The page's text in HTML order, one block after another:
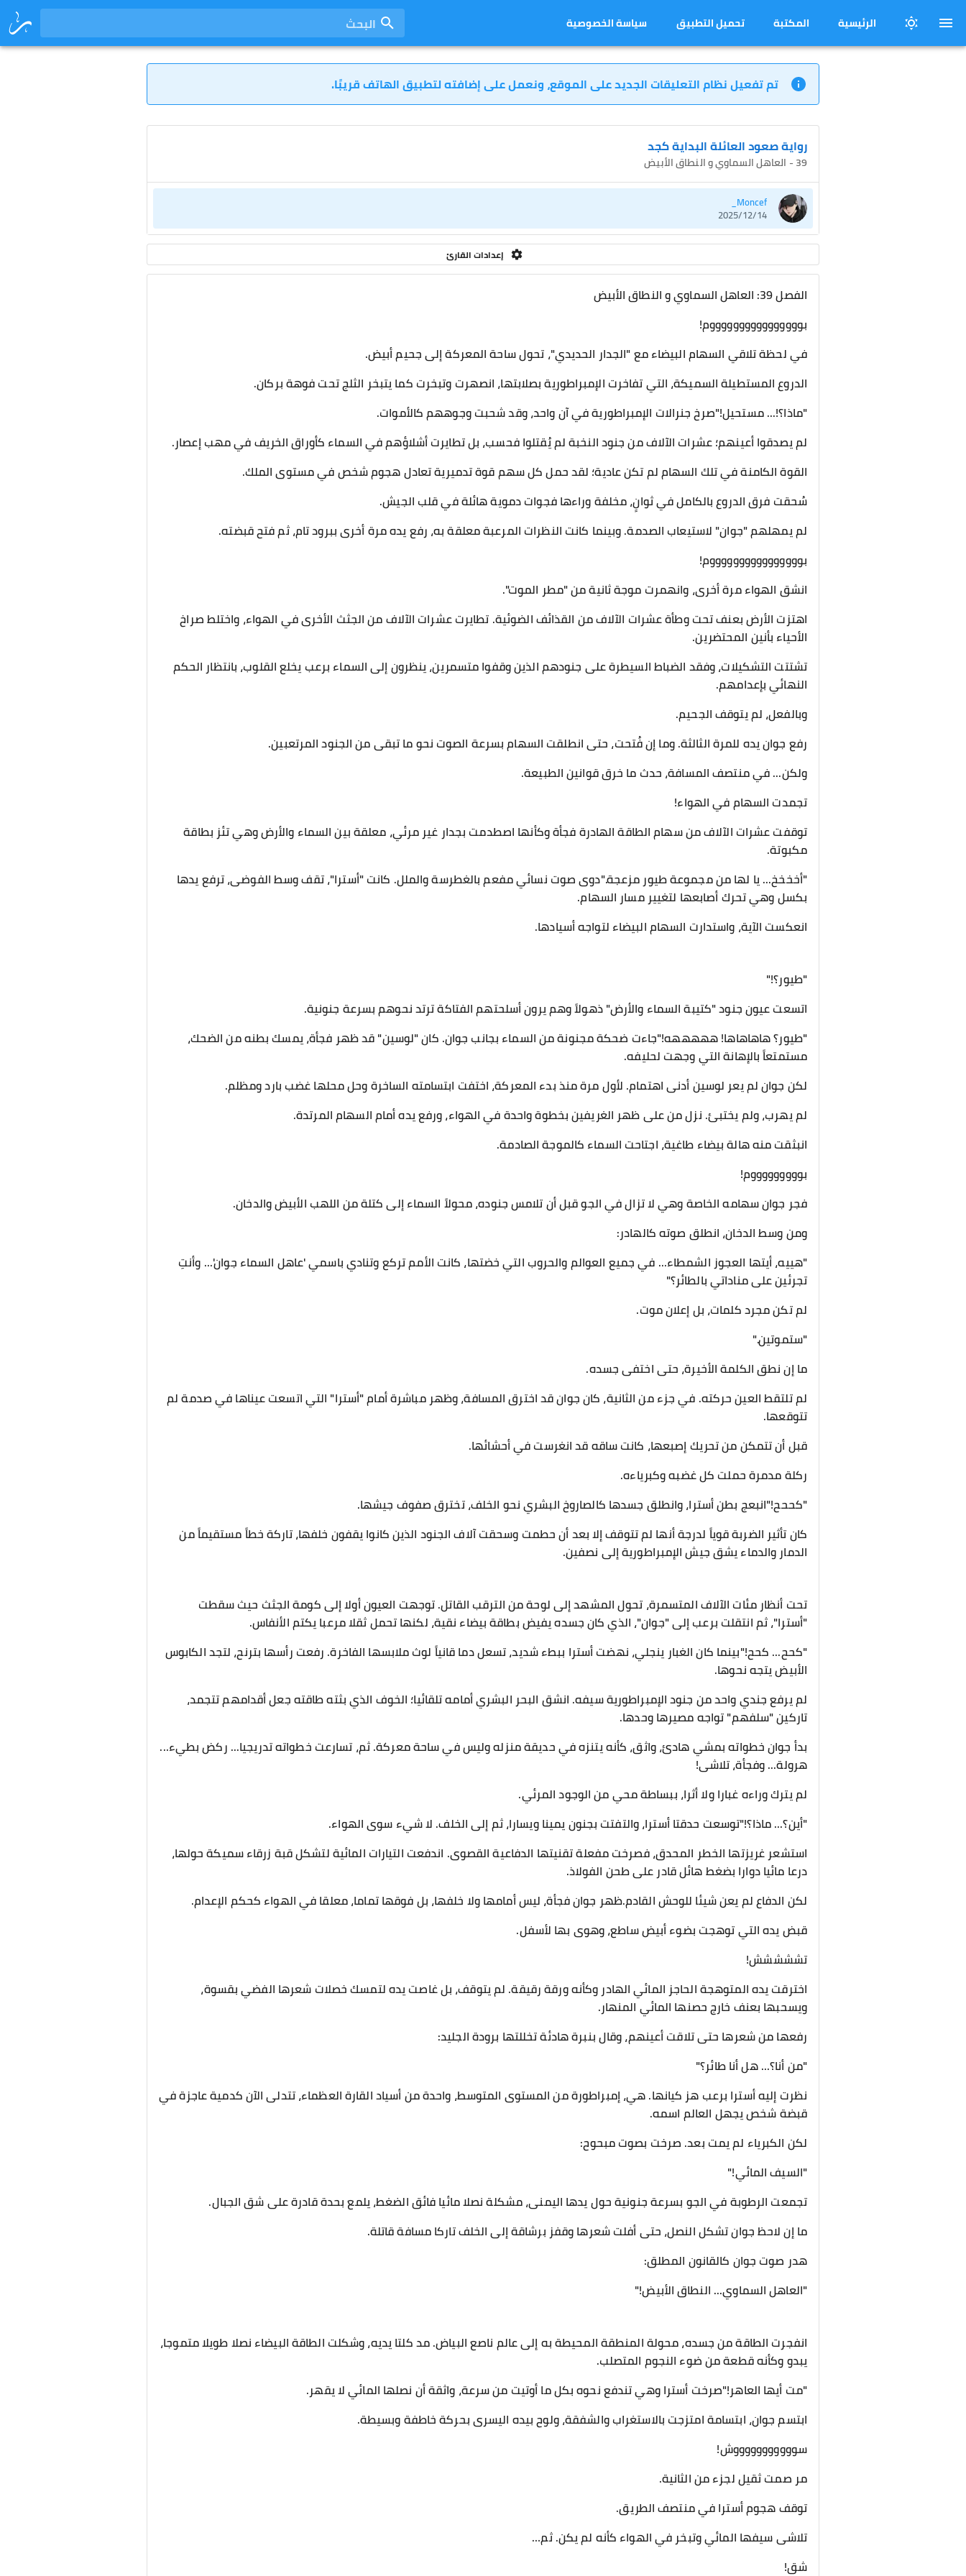
الرئيسية المكتبة تحميل التطبيق سياسة الخصوصية البحث
تم تفعيل نظام التعليقات الجديد على الموقع، ونعمل على إضافته لتطبيق الهاتف قريبًا.
رواية صعود العائلة البداية كجد
39 - العاهل السماوي و النطاق الأبيض
Moncef_
2025/12/14
إعدادات القارئ
الفصل 39: العاهل السماوي و النطاق الأبيض
بووووووووووووووووم!
في لحظة تلاقي السهام البيضاء مع "الجدار الحديدي"، تحول ساحة المعركة إلى جحيم أبيض.
الدروع المستطيلة السميكة، التي تفاخرت الإمبراطورية بصلابتها، انصهرت وتبخرت كما يتبخر الثلج تحت فوهة بركان.
"ماذا؟!... مستحيل!"صرخ جنرالات الإمبراطورية في آن واحد، وقد شحبت وجوههم كالأموات.
لم يصدقوا أعينهم؛ عشرات الآلاف من جنود النخبة لم يُقتلوا فحسب، بل تطايرت أشلاؤهم في السماء كأوراق الخريف في مهب إعصار.
القوة الكامنة في تلك السهام لم تكن عادية؛ لقد حمل كل سهم قوة تدميرية تعادل هجوم شخص في مستوى الملك.
سُحقت فرق الدروع بالكامل في ثوانٍ، مخلفة وراءها فجوات دموية هائلة في قلب الجيش.
لم يمهلهم "جوان" لاستيعاب الصدمة. وبينما كانت النظرات المرعبة معلقة به، رفع يده مرة أخرى ببرود تام، ثم فتح قبضته.
بووووووووووووووووم!
انشق الهواء مرة أخرى، وانهمرت موجة ثانية من "مطر الموت".
اهتزت الأرض بعنف تحت وطأة عشرات الآلاف من القذائف الضوئية. تطايرت عشرات الآلاف من الجثث الأخرى في الهواء، واختلط صراخ
الأحياء بأنين المحتضرين.
تشتتت التشكيلات، وفقد الضباط السيطرة على جنودهم الذين وقفوا متسمرين، ينظرون إلى السماء برعب يخلع القلوب، بانتظار الحكم
النهائي بإعدامهم.
وبالفعل، لم يتوقف الجحيم.
رفع جوان يده للمرة الثالثة. وما إن فُتحت، حتى انطلقت السهام بسرعة الصوت نحو ما تبقى من الجنود المرتعبين.
ولكن... في منتصف المسافة، حدث ما خرق قوانين الطبيعة.
تجمدت السهام في الهواء!
توقفت عشرات الآلاف من سهام الطاقة الهادرة فجأة وكأنها اصطدمت بجدار غير مرئي، معلقة بين السماء والأرض وهي تئز بطاقة
مكبوتة.
"أخخخخ... يا لها من مجموعة طيور مزعجة."دوى صوت نسائي مفعم بالغطرسة والملل. كانت "أسترا"، تقف وسط الفوضى، ترفع يدها
بكسل وهي تحرك أصابعها لتغيير مسار السهام.
انعكست الآية، واستدارت السهام البيضاء لتواجه أسيادها.
"طيور؟!"
اتسعت عيون جنود "كتيبة السماء والأرض" ذهولاً وهم يرون أسلحتهم الفتاكة ترتد نحوهم بسرعة جنونية.
"طيور؟ هاهاهاها! هههههه!"جاءت ضحكة مجنونة من السماء بجانب جوان. كان "لوسين" قد ظهر فجأة، يمسك بطنه من الضحك،
مستمتعاً بالإهانة التي وجهت لحليفه.
لكن جوان لم يعر لوسين أدنى اهتمام. لأول مرة منذ بدء المعركة، اختفت ابتسامته الساخرة وحل محلها غضب بارد ومظلم.
لم يهرب، ولم يختبئ. نزل من على ظهر الغريفين بخطوة واحدة في الهواء، ورفع يده أمام السهام المرتدة.
انبثقت منه هالة بيضاء طاغية، اجتاحت السماء كالموجة الصادمة.
بوووووووووم!
فجر جوان سهامه الخاصة وهي لا تزال في الجو قبل أن تلامس جنوده، محولاً السماء إلى كتلة من اللهب الأبيض والدخان.
ومن وسط الدخان، انطلق صوته كالهادر:
"هييه، أيتها العجوز الشمطاء... في جميع العوالم والحروب التي خضتها، كانت الأمم تركع وتنادي باسمي 'عاهل السماء جوان'... وأنتِ
تجرئين على مناداتي بالطائر؟"
لم تكن مجرد كلمات، بل إعلان موت.
"ستموتين."
ما إن نطق الكلمة الأخيرة، حتى اختفى جسده.
لم تلتقط العين حركته. في جزء من الثانية، كان جوان قد اخترق المسافة، وظهر مباشرة أمام "أسترا" التي اتسعت عيناها في صدمة لم
تتوقعها.
قبل أن تتمكن من تحريك إصبعها، كانت ساقه قد انغرست في أحشائها.
ركلة مدمرة حملت كل غضبه وكبرياءه.
"كححح!"انبعج بطن أسترا، وانطلق جسدها كالصاروخ البشري نحو الخلف، تخترق صفوف جيشها.
كان تأثير الضربة قوياً لدرجة أنها لم تتوقف إلا بعد أن حطمت وسحقت آلاف الجنود الذين كانوا يقفون خلفها، تاركة خطاً مستقيماً من
الدمار والدماء يشق جيش الإمبراطورية إلى نصفين.
تحت أنظار مئات الآلاف المتسمرة، تحول المشهد إلى لوحة من الترقب القاتل. توجهت العيون أولا إلى كومة الجثث حيث سقطت
"أسترا"، ثم انتقلت برعب إلى "جوان"، الذي كان جسده يفيض بطاقة بيضاء نقية، لكنها تحمل ثقلا مرعبا يكتم الأنفاس.
"كحح... كحح!"بينما كان الغبار ينجلي، نهضت أسترا ببطء شديد، تسعل دما قانياً لوث ملابسها الفاخرة. رفعت رأسها بترنح، لتجد الكابوس
الأبيض يتجه نحوها.
لم يرفع جندي واحد من جنود الإمبراطورية سيفه. انشق البحر البشري أمامه تلقائيا؛ الخوف الذي بثته طاقته جعل أقدامهم تتجمد،
تاركين "سلفهم" تواجه مصيرها وحدها.
بدأ جوان خطواته بمشي هادئ، واثق، كأنه يتنزه في حديقة منزله وليس في ساحة معركة. ثم، تسارعت خطواته تدريجيا... ركض بطيء...
هرولة... وفجأة، تلاشى!
لم يترك وراءه غبارا ولا أثرا، ببساطة محي من الوجود المرئي.
"أين؟... ماذا؟!"توسعت حدقتا أسترا، والتفتت بجنون يمينا ويسارا، ثم إلى الخلف. لا شيء سوى الهواء.
استشعر غريزتها الخطر المحدق، فصرخت مفعلة تقنيتها الدفاعية القصوى. اندفعت التيارات المائية لتشكل قبة زرقاء سميكة حولها،
درعا مائيا دوارا بضغط هائل قادر على طحن الفولاذ.
لكن الدفاع لم يعن شيئا للوحش القادم.ظهر جوان فجأة، ليس أمامها ولا خلفها، بل فوقها تماما، معلقا في الهواء كحكم الإعدام.
قبض يده التي توهجت بضوء أبيض ساطع، وهوى بها لأسفل.
تششششش!
اخترقت يده المتوهجة الحاجز المائي الهادر وكأنه ورقة رقيقة. لم يتوقف، بل غاصت يده لتمسك خصلات شعرها الفضي بقسوة،
ويسحبها بعنف خارج حصنها المائي المنهار.
رفعها من شعرها حتى تلاقت أعينهم، وقال بنبرة هادئة تخللتها برودة الجليد:
"من أنا؟... هل أنا طائر؟"
نظرت إليه أسترا برعب هز كيانها. هي، إمبراطورة من المستوى المتوسط، واحدة من أسياد القارة العظماء، تتدلى الآن كدمية عاجزة في
قبضة شخص يجهل العالم اسمه.
لكن الكبرياء لم يمت بعد. صرخت بصوت مبحوح:
"السيف المائي!"
تجمعت الرطوبة في الجو بسرعة جنونية حول يدها اليمنى، مشكلة نصلا مائيا فائق الضغط، يلمع بحدة قادرة على شق الجبال.
ما إن لاحظ جوان تشكل النصل، حتى أفلت شعرها وقفز برشاقة إلى الخلف تاركا مسافة قاتلة.
هدر صوت جوان كالقانون المطلق:
"العاهل السماوي... النطاق الأبيض!"
انفجرت الطاقة من جسده، محولة المنطقة المحيطة به إلى عالم ناصع البياض. مد كلتا يديه، وشكلت الطاقة البيضاء نصلا طويلا متموجا،
يبدو وكأنه قطعة من ضوء النجوم المتصلب.
"مت أيها العاهر!"صرخت أسترا وهي تندفع نحوه بكل ما أوتيت من سرعة، واثقة أن نصلها المائي لا يقهر.
ابتسم جوان، ابتسامة امتزجت بالاستغراب والشفقة، ولوح بيده اليسرى بحركة خاطفة وبسيطة.
سوووووووووووش!
مر صمت ثقيل لجزء من الثانية.
توقف هجوم أسترا في منتصف الطريق.
تلاشى سيفها المائي وتبخر في الهواء كأنه لم يكن. ثم…
شق!